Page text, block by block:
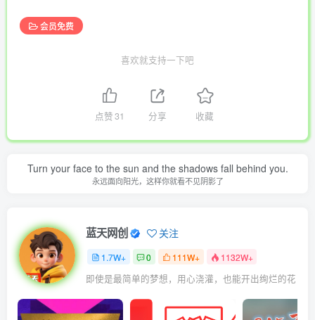
会员免费
喜欢就支持一下吧
点赞31 分享 收藏
Turn your face to the sun and the shadows fall behind you.
永远面向阳光，这样你就看不见阴影了
蓝天网创 关注
1.7W+ 0 111W+ 1132W+
即使是最简单的梦想，用心浇灌，也能开出绚烂的花